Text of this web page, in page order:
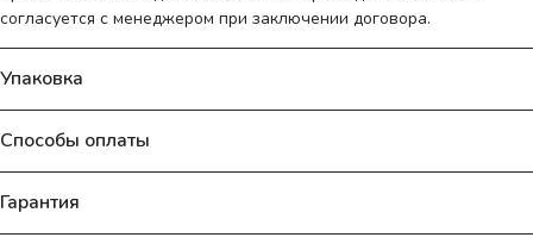
согласуется с менеджером при заключении договора.
Упаковка
Способы оплаты
Гарантия